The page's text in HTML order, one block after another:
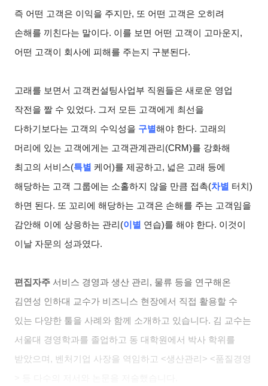
즉 어떤 고객은 이익을 주지만, 또 어떤 고객은 오히려
손해를 끼친다는 말이다. 이를 보면 어떤 고객이 고마운지,
어떤 고객이 회사에 피해를 주는지 구분된다.
고래를 보면서 고객컨설팅사업부 직원들은 새로운 영업
작전을 짤 수 있었다. 그저 모든 고객에게 최선을
다하기보다는 고객의 수익성을 구별해야 한다. 고래의
머리에 있는 고객에게는 고객관계관리(CRM)를 강화해
최고의 서비스(특별 케어)를 제공하고, 넓은 고래 등에
해당하는 고객 그룹에는 소홀하지 않을 만큼 접촉(차별 터치)
하면 된다. 또 꼬리에 해당하는 고객은 손해를 주는 고객임을
감안해 이에 상응하는 관리(이별 연습)를 해야 한다. 이것이
이날 자문의 성과였다.
편집자주 서비스 경영과 생산 관리, 물류 등을 연구해온
김연성 인하대 교수가 비즈니스 현장에서 직접 활용할 수
있는 다양한 툴을 사례와 함께 소개하고 있습니다. 김 교수는
서울대 경영학과를 졸업하고 동 대학원에서 박사 학위를
받았으며, 벤처기업 사장을 역임하고 <생산관리> <품질경영